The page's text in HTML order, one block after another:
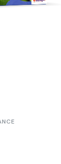
à ma liste
,JEUX DE SOCIÉTÉ